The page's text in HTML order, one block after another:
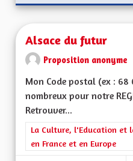
Alsace du futur
Proposition anonyme
Mon Code postal (ex :
nombreux pour notre
Retrouver...
Filtrer les résultats de la
La Culture, l'Education et
en France et en Europe